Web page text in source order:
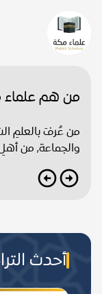
من هم
من عُرفَ بالعلمِ
والجماعة, من
أحدث